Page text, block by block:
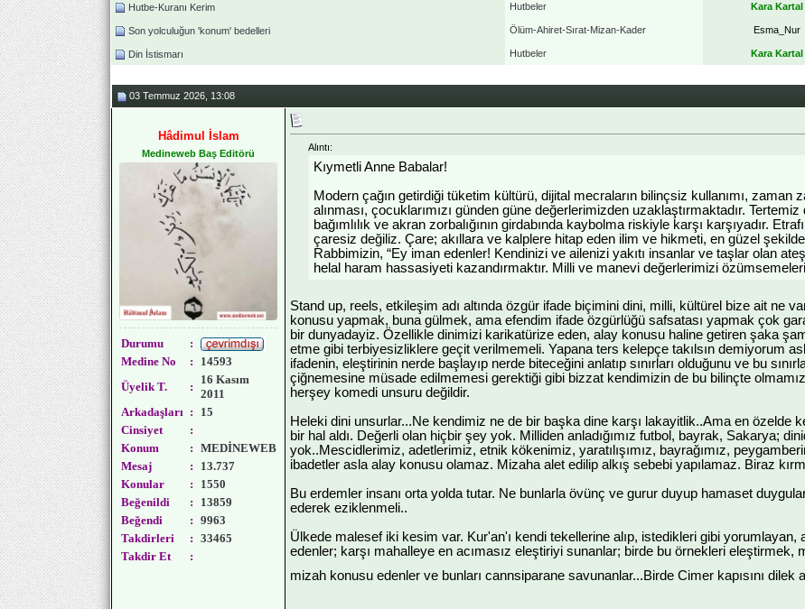
Hutbe-Kuranı Kerim Hutbeler Kara Kartal
Son yolculuğun 'konum' bedelleri Ölüm-Ahiret-Sırat-Mizan-Kader Esma_Nur
Din İstismarı Hutbeler Kara Kartal
03 Temmuz 2026, 13:08
Hâdimul İslam
Medineweb Baş Editörü
Durumu
:
Medine No
:
14593
Üyelik T.
:
16 Kasım
2011
Arkadaşları :
15
Cinsiyet
:
Konum
: MEDİNEWEB
Mesaj
:
13.737
Konular
:
1550
Beğenildi
:
13859
Beğendi
: 9963
Takdirleri
: 33465
Takdir Et
:
Alıntı:
Kıymetli Anne Babalar!
Modern çağın getirdiği tüketim kültürü, dijital mecraların bilinçsiz kullanımı, zaman
alınması, çocuklarımızı günden güne değerlerimizden uzaklaştırmaktadır.
bağımlılık ve akran zorbalığının girdabında kaybolma riskiyle karşı karşıyadır.
çaresiz değiliz. Çare; akıllara ve kalplere hitap eden ilim ve hikmeti, en güzel
Rabbimizin, “Ey iman edenler! Kendinizi ve ailenizi yakıtı insanlar ve taşlar olan
helal haram hassasiyeti kazandırmaktır. Milli ve manevi değerlerimizi
Stand up, reels, etkileşim adı altında özgür ifade biçimini dini, milli, kültürel bize ait ne
konusu yapmak, buna gülmek, ama efendim ifade özgürlüğü safsatası yapmak çok
bir dunyadayiz. Özellikle dinimizi karikatürize eden, alay konusu haline getiren şaka
etme gibi terbiyesizliklere geçit verilmemeli. Yapana ters kelepçe takılsın demiyorum
ifadenin, eleştirinin nerde başlayıp nerde biteceğini anlatıp sınırları olduğunu ve bu
çiğnemesine müsade edilmemesi gerektiği gibi bizzat kendimizin de bu bilinçte
herşey komedi unsuru değildir.
Heleki dini unsurlar...Ne kendimiz ne de bir başka dine karşı lakayitlik..Ama en özelde
bir hal aldı. Değerli olan hiçbir şey yok. Milliden anladığımız futbol, bayrak, Sakarya;
yok..Mescidlerimiz, adetlerimiz, etnik kökenimiz, yaratılışımız, bayrağımız,
ibadetler asla alay konusu olamaz. Mizaha alet edilip alkış sebebi yapılamaz. Biraz
Bu erdemler insanı orta yolda tutar. Ne bunlarla övünç ve gurur duyup hamaset
ederek eziklenmeli..
Ülkede malesef iki kesim var. Kur'an'ı kendi tekellerine alıp, istedikleri gibi yorumlayan,
edenler; karşı mahalleye en acımasız eleştiriyi sunanlar; birde bu örnekleri
mizah konusu edenler ve bunları cannsiparane savunanlar...Birde Cimer kapısını dilek